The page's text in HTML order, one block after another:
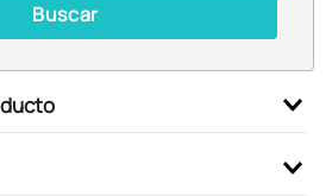
Buscar